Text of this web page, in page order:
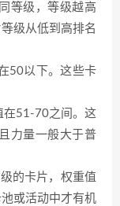
等级，等级越高
级从低到高排名
50以下。这些卡
在51-70之间。这
力量一般大于普
的卡片，权重值
或活动中才有机